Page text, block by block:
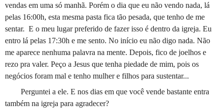
vendas em uma só manhã. Porém o dia que eu não vendo nada, lá
pelas 16:00h, esta mesma pasta fica tão pesada, que tenho de me
sentar. E o meu lugar preferido de fazer isso é dentro da igreja. Eu
entro lá pelas 17:30h e me sento. No início eu não digo nada. Não
me aparece nenhuma palavra na mente. Depois, fico de joelhos e
rezo pra valer. Peço a Jesus que tenha piedade de mim, pois os
negócios foram mal e tenho mulher e filhos para sustentar...
Perguntei a ele. E nos dias em que você vende bastante entra
também na igreja para agradecer?